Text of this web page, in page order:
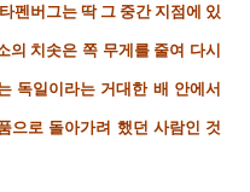
펜버그는 딱 그 중간 지점에 있
의 치솟은 쪽 무게를 줄여 다시
독일이라는 거대한 배 안에서
으로 돌아가려 했던 사람인 것